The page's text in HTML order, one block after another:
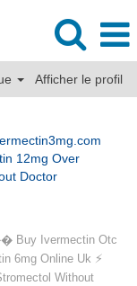
Afficher le profil
12mg Over
Doctor
Buy Ivermectin Otc
6mg Online Uk ⚡
Without